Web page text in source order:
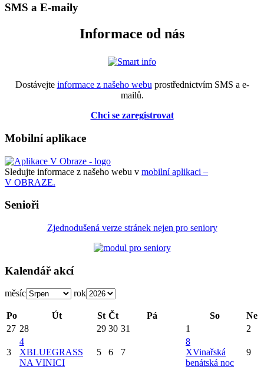
SMS a E-maily
Informace od nás
Dostávejte informace z našeho webu prostřednictvím SMS a e-
mailů.
Chci se zaregistrovat
Mobilní aplikace
Sledujte informace z našeho webu v mobilní aplikaci –
V OBRAZE.
Senioři
Zjednodušená verze stránek nejen pro seniory
Kalendář akcí
měsíc rok
Po Út St Čt Pá So
Ne
27 28 29 30 31 1 2
3
4
XBLUEGRASS
NA VINICI
5 6 7
8
XVinařská
benátská noc
9